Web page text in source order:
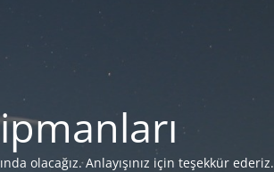
olacağız. Anlayışınız için teşekkür ederiz.